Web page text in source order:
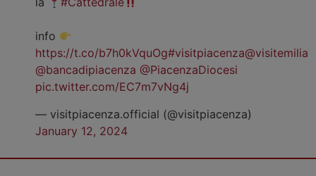
info
https://t.co/b7h0kVquOg#visitpiacenza@visitemilia
@bancadipiacenza @PiacenzaDiocesi
pic.twitter.com/EC7m7vNg4j
— visitpiacenza.official (@visitpiacenza)
January 12, 2024